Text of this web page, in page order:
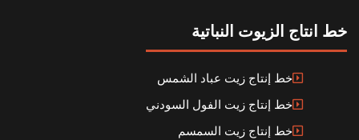
خط انتاج الزيوت النباتية
خط إنتاج زيت عباد الشمس
خط إنتاج زيت الفول السودني
خط إنتاج زيت السمسم